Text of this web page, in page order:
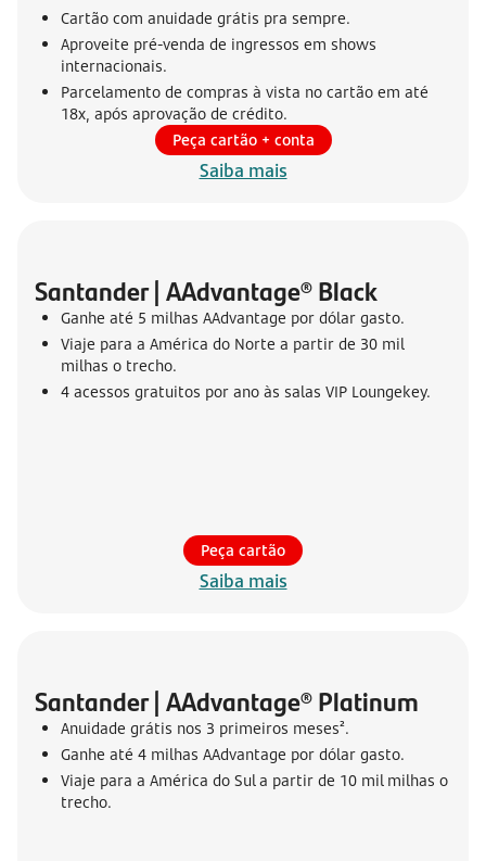
Cartão com anuidade grátis pra sempre.
Aproveite pré-venda de ingressos em shows
internacionais.
Parcelamento de compras à vista no cartão em até
18x, após aprovação de crédito.
Peça cartão + conta
Saiba mais
Santander | AAdvantage® Black
Ganhe até 5 milhas AAdvantage por dólar gasto.
Viaje para a América do Norte a partir de 30 mil
milhas o trecho.
4 acessos gratuitos por ano às salas VIP Loungekey.
Peça cartão
Saiba mais
Santander | AAdvantage® Platinum
Anuidade grátis nos 3 primeiros meses².
Ganhe até 4 milhas AAdvantage por dólar gasto.
Viaje para a América do Sul a partir de 10 mil milhas o
trecho.